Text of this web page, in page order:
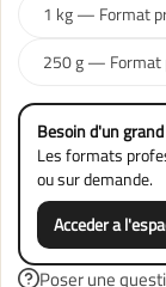
1 kg — Format
250 g — Format
Besoin d'un
Les formats
ou sur demande.
Acceder a
Poser une